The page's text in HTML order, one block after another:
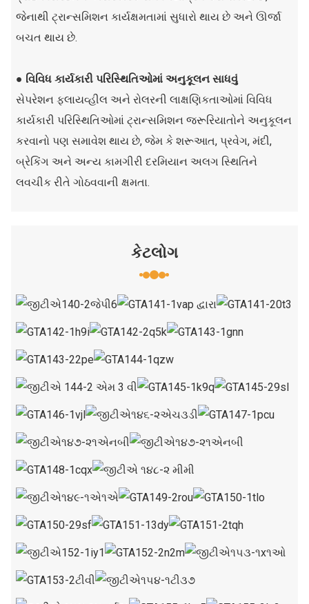
જેનાથી ટ્રાન્સમિશન કાર્યક્ષમતામાં સુધારો થાય છે અને ઊર્જા
બચત થાય છે.
● વિવિધ કાર્યકારી પરિસ્થિતિઓમાં અનુકૂલન સાધવું
સેપરેશન ફ્લાયવ્હીલ અને રોલરની લાક્ષણિકતાઓમાં વિવિધ
કાર્યકારી પરિસ્થિતિઓમાં ટ્રાન્સમિશન જરૂરિયાતોને અનુકૂલન
કરવાનો પણ સમાવેશ થાય છે, જેમ કે શરૂઆત, પ્રવેગ, મંદી,
બ્રેકિંગ અને અન્ય કામગીરી દરમિયાન અલગ સ્થિતિને
લવચીક રીતે ગોઠવવાની ક્ષમતા.
કેટલોગ